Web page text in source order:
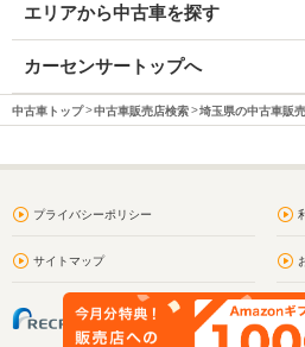
エリアから中古車を探す
カーセンサートップへ
中古車トップ 中古車販売店検索 埼玉県の中古車販
プライバシーポリシー
サイトマップ